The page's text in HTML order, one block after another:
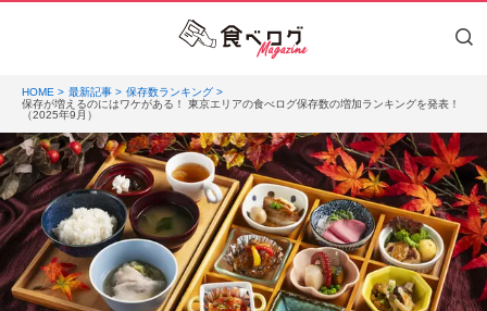
HOME 最新記事
保存数ランキング
保存が増えるのにはワケがある！ 東京エリアの食べログ保存数の増加ランキングを発表！
（2025年9月）